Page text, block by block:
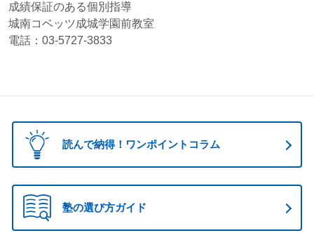
成績保証のある個別指導
城南コベッツ成城学園前教室
電話：03-5727-3833
読んで納得！ワンポイントコラム
塾の選び方ガイド